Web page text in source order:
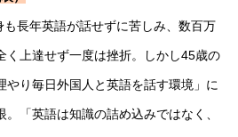
長年英語が話せずに苦しみ、数百万
く上達せず一度は挫折。しかし45歳の
やり毎日外国人と英語を話す環境」に
「英語は知識の詰め込みではなく、